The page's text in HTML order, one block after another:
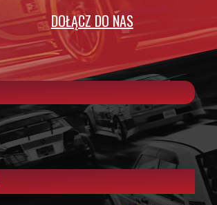
DOŁĄCZ DO NAS